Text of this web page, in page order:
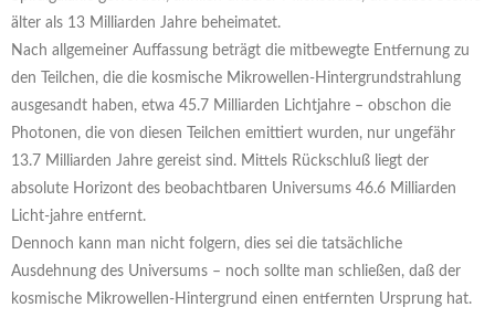
älter als 13 Milliarden Jahre beheimatet.
Nach allgemeiner Auffassung beträgt die mitbewegte Entfernung zu
den Teilchen, die die kosmische Mikrowellen-Hintergrundstrahlung
ausgesandt haben, etwa 45.7 Milliarden Lichtjahre – obschon die
Photonen, die von diesen Teilchen emittiert wurden, nur ungefähr
13.7 Milliarden Jahre gereist sind. Mittels Rückschluß liegt der
absolute Horizont des beobachtbaren Universums 46.6 Milliarden
Licht-jahre entfernt.
Dennoch kann man nicht folgern, dies sei die tatsächliche
Ausdehnung des Universums – noch sollte man schließen, daß der
kosmische Mikrowellen-Hintergrund einen entfernten Ursprung hat.